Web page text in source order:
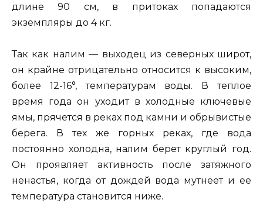
длине 90 см, в притоках попадаются
экземпляры до 4 кг.
Так как налим — выходец из северных широт,
он крайне отрицательно относится к высоким,
более 12-16°, температурам воды. В теплое
время года он уходит в холодные ключевые
ямы, прячется в реках под камни и обрывистые
берега. В тех же горных реках, где вода
постоянно холодна, налим берет круглый год.
Он проявляет активность после затяжного
ненастья, когда от дождей вода мутнеет и ее
температура становится ниже.